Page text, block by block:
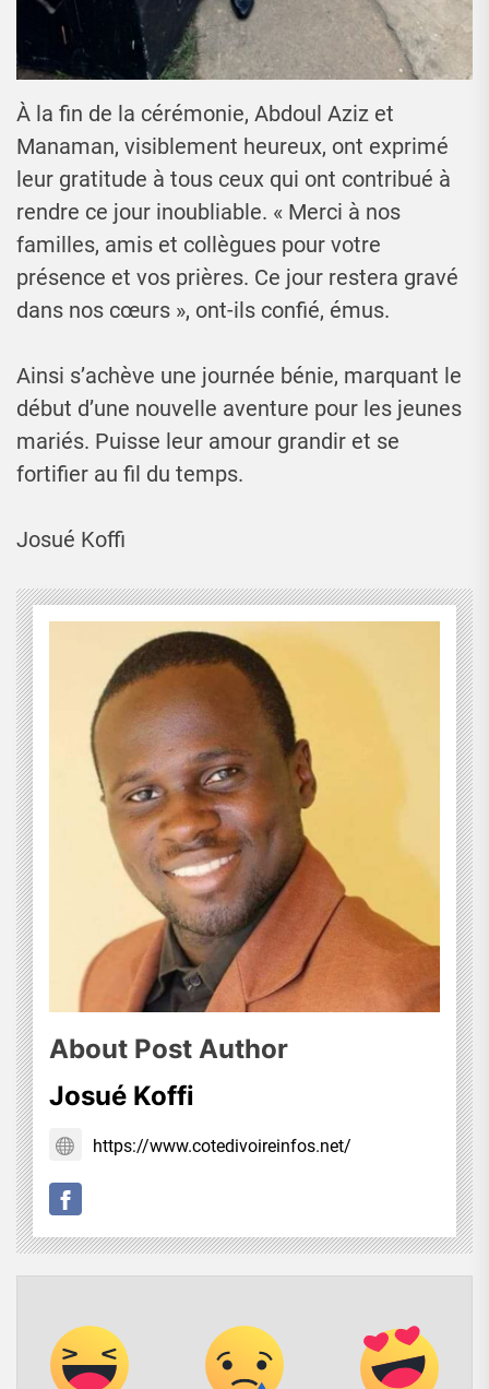
À la fin de la cérémonie, Abdoul Aziz et
Manaman, visiblement heureux, ont exprimé
leur gratitude à tous ceux qui ont contribué à
rendre ce jour inoubliable. « Merci à nos
familles, amis et collègues pour votre
présence et vos prières. Ce jour restera gravé
dans nos cœurs », ont-ils confié, émus.
Ainsi s’achève une journée bénie, marquant le
début d’une nouvelle aventure pour les jeunes
mariés. Puisse leur amour grandir et se
fortifier au fil du temps.
Josué Koffi
About Post Author
Josué Koffi
https://www.cotedivoireinfos.net/